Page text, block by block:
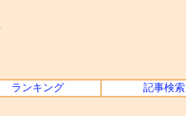
ランキング 記事検索